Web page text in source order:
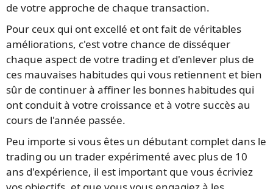
de votre approche de chaque transaction.
Pour ceux qui ont excellé et ont fait de véritables
améliorations, c'est votre chance de disséquer
chaque aspect de votre trading et d'enlever plus de
ces mauvaises habitudes qui vous retiennent et bien
sûr de continuer à affiner les bonnes habitudes qui
ont conduit à votre croissance et à votre succès au
cours de l'année passée.
Peu importe si vous êtes un débutant complet dans le
trading ou un trader expérimenté avec plus de 10
ans d'expérience, il est important que vous écriviez